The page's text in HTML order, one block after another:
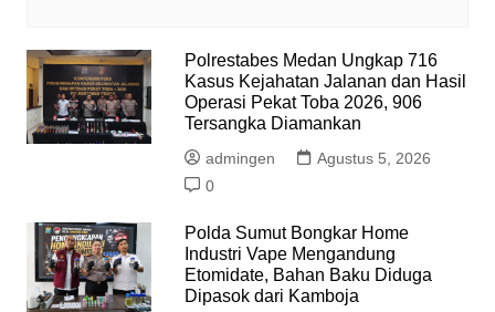
Polrestabes Medan Ungkap 716
Kasus Kejahatan Jalanan dan Hasil
Operasi Pekat Toba 2026, 906
Tersangka Diamankan
admingen
Agustus 5, 2026
0
Polda Sumut Bongkar Home
Industri Vape Mengandung
Etomidate, Bahan Baku Diduga
Dipasok dari Kamboja